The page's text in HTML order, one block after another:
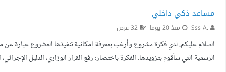
مساعد ذكي داخلي
Sss A. منذ 20 يوما 32 عرض
السلام عليكم، لدي فكرة مشروع وأرغب بمعرفة إمكانية تنفيذها المشروع عبارة
الرسمية التي سأقوم بتزويدها. الفكرة باختصار: رفع القرار الوزاري، الدليل